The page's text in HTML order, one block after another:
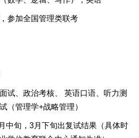
参加全国管理类联考
试、政治考核、 英语口语、听力测
（管理学+战略管理）
中旬，3月下旬出复试结果（具体时